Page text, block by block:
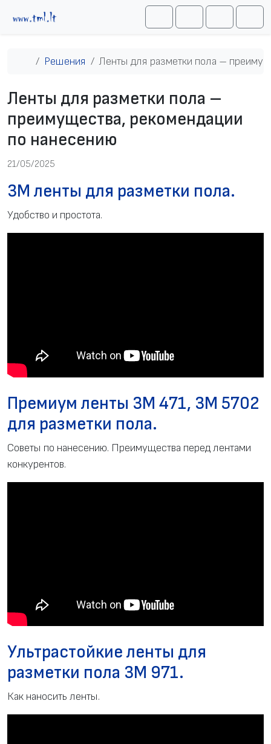
SearchAccountCart
Главная
Решения Ленты для разметки пола –
Ленты для разметки пола –
преимущества, рекомендации
по нанесению
21/05/2025
3M ленты для разметки пола.
Удобство и простота.
Премиум ленты 3M 471, 3M 5702
для разметки пола.
Советы по нанесению. Преимущества перед лентами
конкурентов.
Ультрастойкие ленты для
разметки пола 3M 971.
Как наносить ленты.